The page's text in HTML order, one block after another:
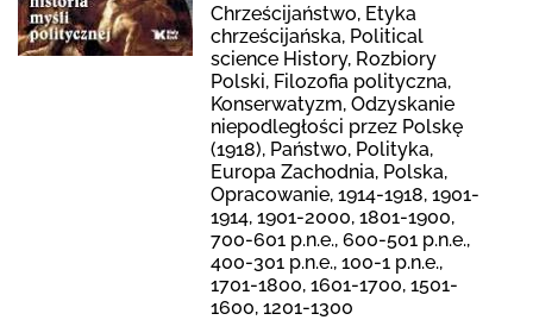
Chrześcijaństwo, Etyka
chrześcijańska, Political
science History, Rozbiory
Polski, Filozofia polityczna,
Konserwatyzm, Odzyskanie
niepodległości przez Polskę
(1918), Państwo, Polityka,
Europa Zachodnia, Polska,
Opracowanie, 1914-1918, 1901-
1914, 1901-2000, 1801-1900,
700-601 p.n.e., 600-501 p.n.e.,
400-301 p.n.e., 100-1 p.n.e.,
1701-1800, 1601-1700, 1501-
1600, 1201-1300